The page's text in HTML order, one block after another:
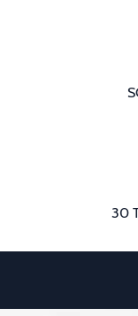
30